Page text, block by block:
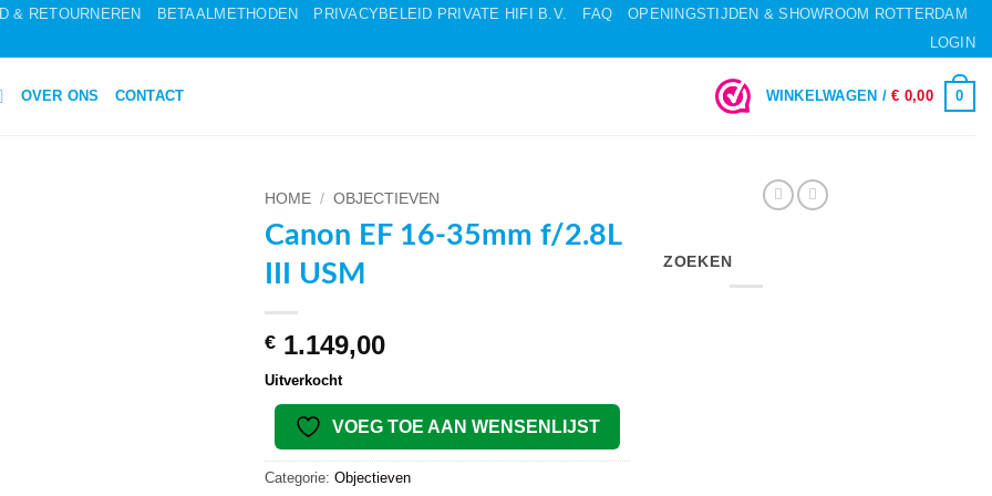
& RETOURNEREN BETAALMETHODEN PRIVACYBELEID PRIVATE HIFI B.V. FAQ
OPENINGSTIJDEN & SHOWROOM ROTTERDAM
LOGIN
OVER ONS CONTACT WINKELWAGEN /€ 0,00 0
HOME / OBJECTIEVEN
Canon EF 16-35mm f/2.8L
III USM
€ 1.149,00
Uitverkocht
VOEG TOE AAN WENSENLIJST
Categorie: Objectieven
ZOEKEN